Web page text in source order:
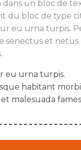
dans un bloc de
du bloc de type
eu urna turpis.
senectus et netus
eu urna turpis.
habitant
malesuada